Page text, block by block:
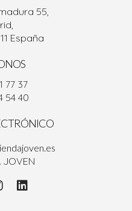
55,
España
77 37
54 40
JOVEN